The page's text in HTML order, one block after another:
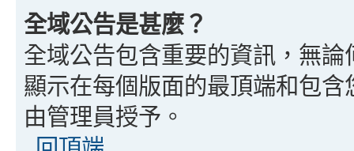
全域公告是甚麼？
全域公告包含重要的資訊，無
顯示在每個版面的最頂端和包
由管理員授予。